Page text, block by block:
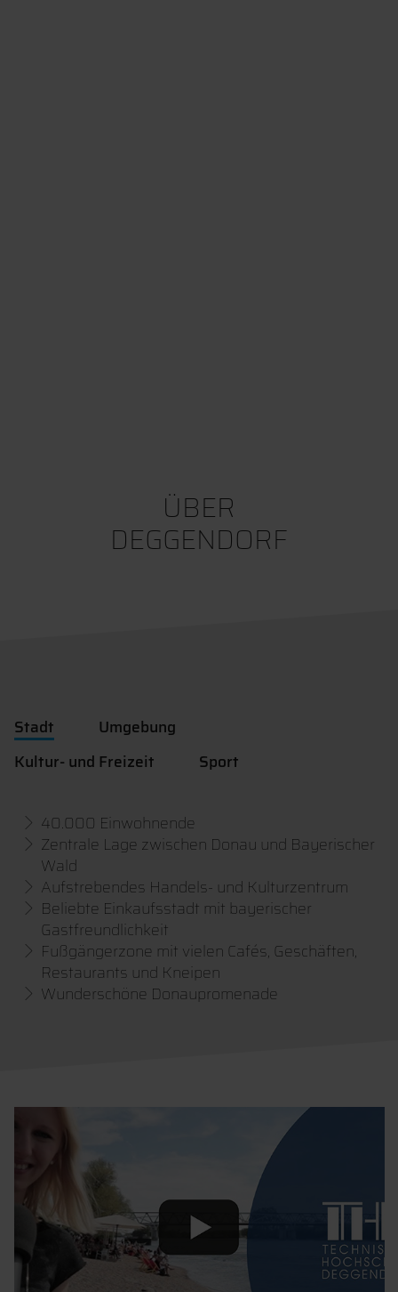
ÜBER
DEGGENDORF
Stadt
Umgebung
Kultur- und Freizeit
Sport
40.000 Einwohnende
Zentrale Lage zwischen Donau und Bayerischer
Wald
Aufstrebendes Handels- und Kulturzentrum
Beliebte Einkaufsstadt mit bayerischer
Gastfreundlichkeit
Fußgängerzone mit vielen Cafés, Geschäften,
Restaurants und Kneipen
Wunderschöne Donaupromenade